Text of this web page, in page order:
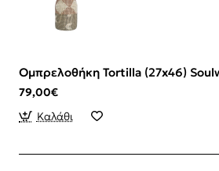
Ομπρελοθήκη Tortilla (27x46)
79,00€
Καλάθι